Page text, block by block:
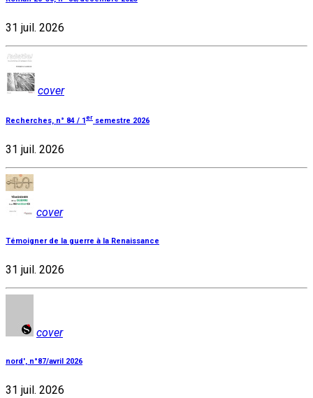
31 juil. 2026
cover
Recherches, n° 84 / 1 er semestre 2026
31 juil. 2026
cover
Témoigner de la guerre à la Renaissance
31 juil. 2026
cover
nord', n°87/avril 2026
31 juil. 2026